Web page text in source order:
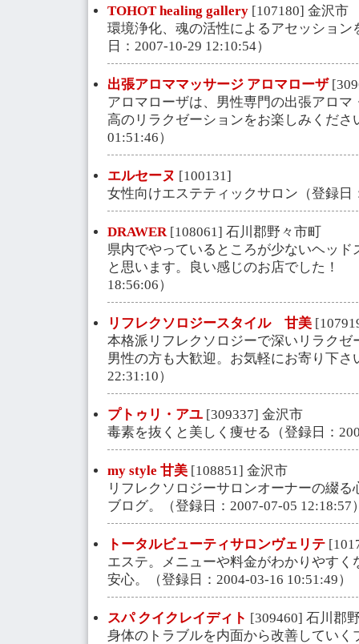
TOHOT healing gallery [107180] 金沢市
環境浄化、魂の活性によるアセッション
日：2007-10-29 12:10:54）
出張アロママッサージ アロマローザ
アロマローザは、男性専門の出張アロ
高のリラクゼーションをお楽しみくださ
01:51:46）
エルセーヌ [100131]
女性向けエステティックサロン（登録日
DRAWER[108061] 石川郡野々市町
県内でやっているところが少ないヘッ
と思います。良い感じのお店でした
18:56:06）
リフレクソロジースタイル 甘美
本格派リフレクソロジーで深いリラクゼ
男性の方も大歓迎。お気軽にお寄り下さ
22:31:10）
プトゥリ・アユ [309337] 金沢市
毒素を抜くと美しく痩せる（登録日：
my style 甘美 [108851] 金沢市
リフレクソロジーサロンオーナーの綴
ブログ。（登録日：2007-07-05 12:18:57
トータルビューティサロンヴェリテ
エステ。メニューや料金がわかりやす
安心。（登録日：2004-03-16 10:51:49）
スパ クイクレイディト [309460] 石川郡
身体のトラブルを内面から改善していく